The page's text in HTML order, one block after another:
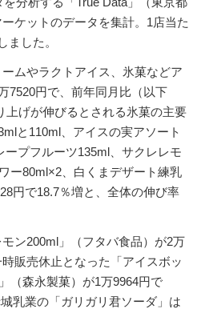
ケットのデータを集計。1店当た
ました。
ムやラクトアイス、氷菓などア
7520円で、前年同月比（以下
上げが伸びるとされる氷菓の主要
と110ml、アイスの実アソート
プフルーツ135ml、サクレレモ
ー80ml×2、白くまデザート練乳
円で18.7％増と、全体の伸び率
ン200ml」（フタバ食品）が2万
販売休止となった「アイスボッ
（森永製菓）が1万9964円で
乳業の「ガリガリ君ソーダ」は